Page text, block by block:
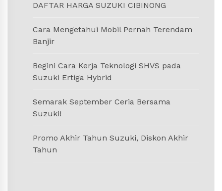
DAFTAR HARGA SUZUKI CIBINONG
Cara Mengetahui Mobil Pernah Terendam
Banjir
Begini Cara Kerja Teknologi SHVS pada
Suzuki Ertiga Hybrid
Semarak September Ceria Bersama
Suzuki!
Promo Akhir Tahun Suzuki, Diskon Akhir
Tahun